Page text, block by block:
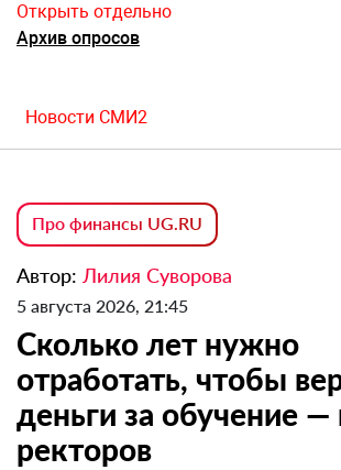
Открыть отдельно
Архив опросов
Новости СМИ2
Про финансы UG.RU
Автор: Лилия Суворова
5 августа 2026, 21:45
Сколько лет нужно
отработать, чтобы
деньги за обучение
ректоров